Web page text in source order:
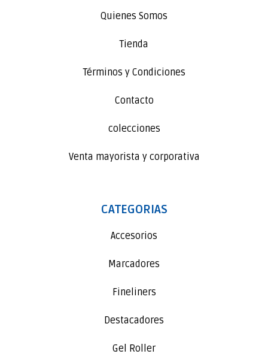
Quienes Somos
Tienda
Términos y Condiciones
Contacto
colecciones
Venta mayorista y corporativa
CATEGORIAS
Accesorios
Marcadores
Fineliners
Destacadores
Gel Roller